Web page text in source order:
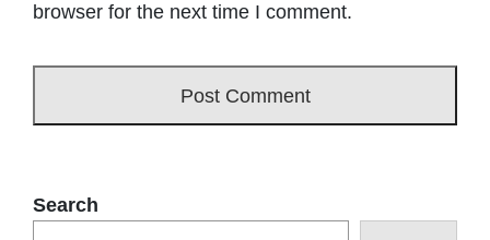
browser for the next time I comment.
Search